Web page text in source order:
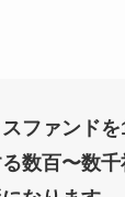
ファンド
数百〜数